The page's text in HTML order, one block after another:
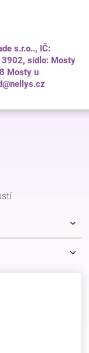
s.r.o.., IČ:
sídlo: Mosty
Mosty u